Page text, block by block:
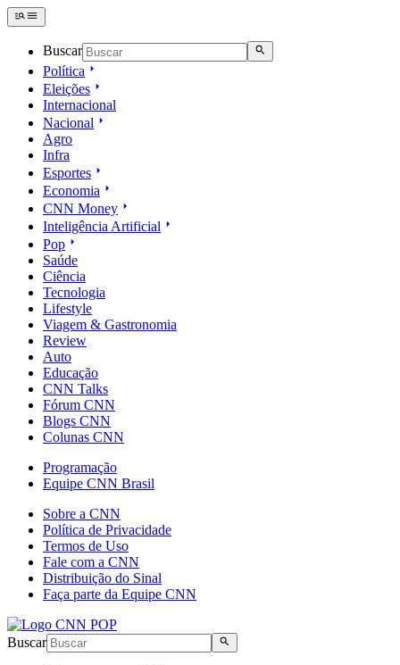
Buscar
Política
Eleições
Internacional
Nacional
Agro
Infra
Esportes
Economia
CNN Money
Inteligência Artificial
Pop
Saúde
Ciência
Tecnologia
Lifestyle
Viagem & Gastronomia
Review
Auto
Educação
CNN Talks
Fórum CNN
Blogs CNN
Colunas CNN
Programação
Equipe CNN Brasil
Sobre a CNN
Política de Privacidade
Termos de Uso
Fale com a CNN
Distribuição do Sinal
Faça parte da Equipe CNN
Buscar